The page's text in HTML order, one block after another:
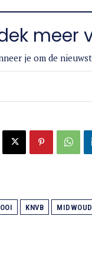
meer
je om de
KNVB MIDWOUD